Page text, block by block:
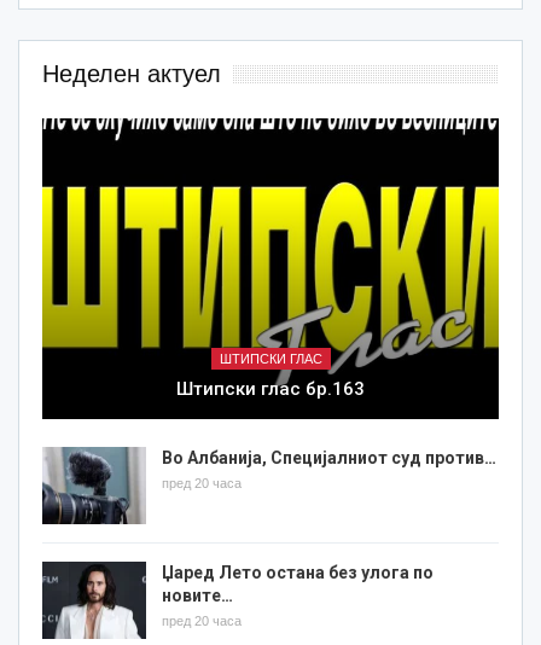
Неделен актуел
ШТИПСКИ ГЛАС
Штипски глас бр.163
Во Албанија, Специјалниот суд против…
пред 20 часа
Џаред Лето остана без улога по
новите…
пред 20 часа